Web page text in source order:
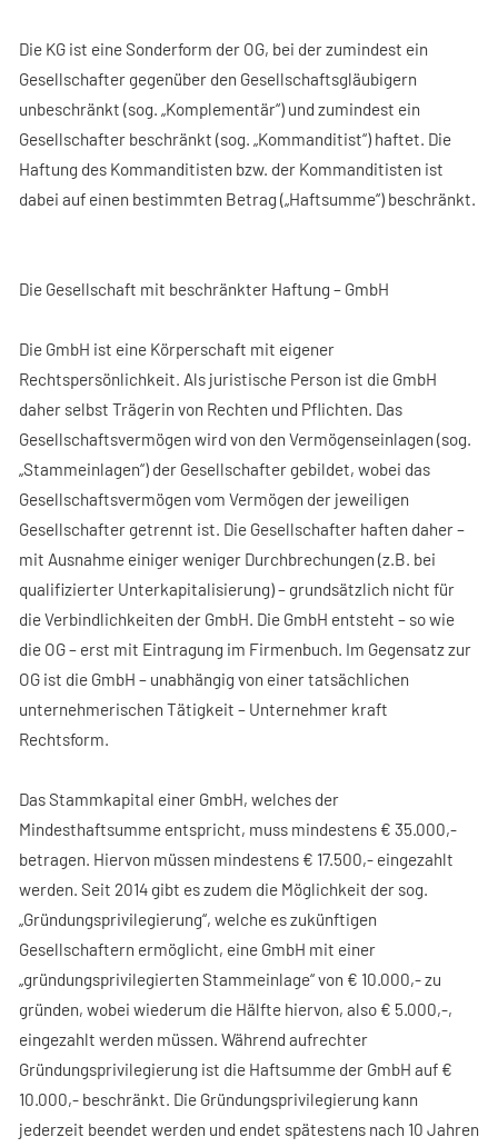
Die KG ist eine Sonderform der OG, bei der zumindest ein
Gesellschafter gegenüber den Gesellschaftsgläubigern
unbeschränkt (sog. „Komplementär“) und zumindest ein
Gesellschafter beschränkt (sog. „Kommanditist“) haftet. Die
Haftung des Kommanditisten bzw. der Kommanditisten ist
dabei auf einen bestimmten Betrag („Haftsumme“) beschränkt.
Die Gesellschaft mit beschränkter Haftung – GmbH
Die GmbH ist eine Körperschaft mit eigener
Rechtspersönlichkeit. Als juristische Person ist die GmbH
daher selbst Trägerin von Rechten und Pflichten. Das
Gesellschaftsvermögen wird von den Vermögenseinlagen (sog.
„Stammeinlagen“) der Gesellschafter gebildet, wobei das
Gesellschaftsvermögen vom Vermögen der jeweiligen
Gesellschafter getrennt ist. Die Gesellschafter haften daher –
mit Ausnahme einiger weniger Durchbrechungen (z.B. bei
qualifizierter Unterkapitalisierung) – grundsätzlich nicht für
die Verbindlichkeiten der GmbH. Die GmbH entsteht – so wie
die OG – erst mit Eintragung im Firmenbuch. Im Gegensatz zur
OG ist die GmbH – unabhängig von einer tatsächlichen
unternehmerischen Tätigkeit – Unternehmer kraft
Rechtsform.
Das Stammkapital einer GmbH, welches der
Mindesthaftsumme entspricht, muss mindestens € 35.000,-
betragen. Hiervon müssen mindestens € 17.500,- eingezahlt
werden. Seit 2014 gibt es zudem die Möglichkeit der sog.
„Gründungsprivilegierung“, welche es zukünftigen
Gesellschaftern ermöglicht, eine GmbH mit einer
„gründungsprivilegierten Stammeinlage“ von € 10.000,- zu
gründen, wobei wiederum die Hälfte hiervon, also € 5.000,-,
eingezahlt werden müssen. Während aufrechter
Gründungsprivilegierung ist die Haftsumme der GmbH auf €
10.000,- beschränkt. Die Gründungsprivilegierung kann
jederzeit beendet werden und endet spätestens nach 10 Jahren